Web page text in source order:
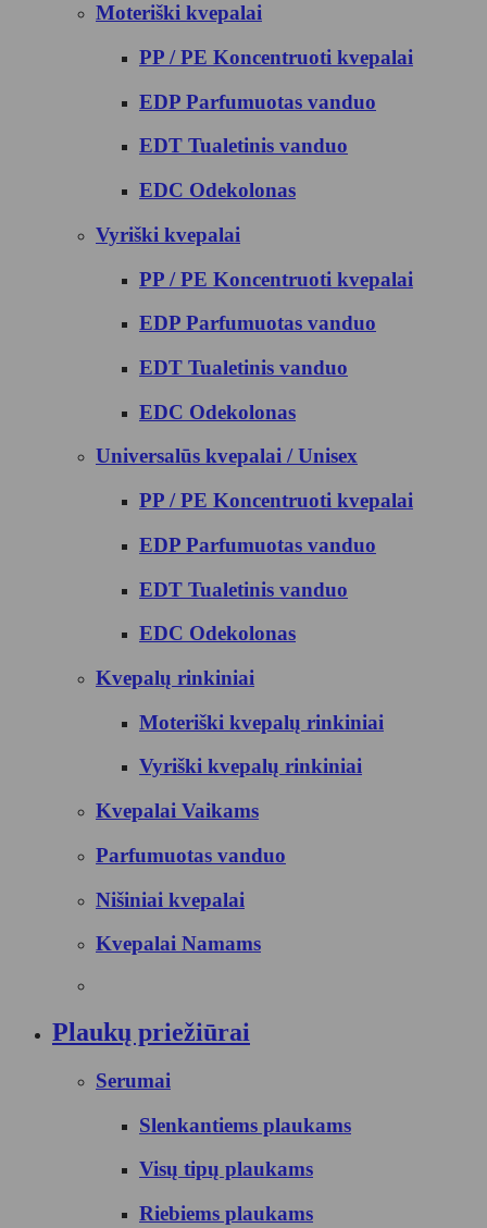
Moteriški kvepalai
PP / PE Koncentruoti kvepalai
EDP Parfumuotas vanduo
EDT Tualetinis vanduo
EDC Odekolonas
Vyriški kvepalai
PP / PE Koncentruoti kvepalai
EDP Parfumuotas vanduo
EDT Tualetinis vanduo
EDC Odekolonas
Universalūs kvepalai / Unisex
PP / PE Koncentruoti kvepalai
EDP Parfumuotas vanduo
EDT Tualetinis vanduo
EDC Odekolonas
Kvepalų rinkiniai
Moteriški kvepalų rinkiniai
Vyriški kvepalų rinkiniai
Kvepalai Vaikams
Parfumuotas vanduo
Nišiniai kvepalai
Kvepalai Namams
Plaukų priežiūrai
Serumai
Slenkantiems plaukams
Visų tipų plaukams
Riebiems plaukams